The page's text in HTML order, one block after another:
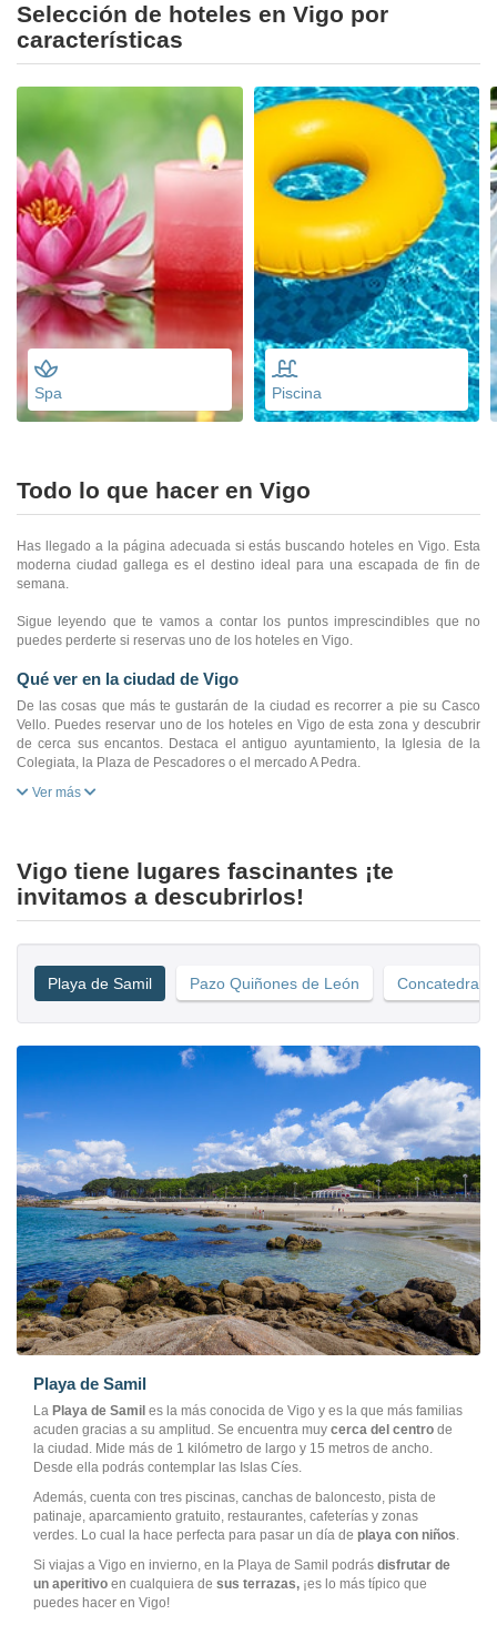
Selección de hoteles en Vigo por
características
Spa Piscina
Todo lo que hacer en Vigo
Has llegado a la página adecuada si estás buscando hoteles en Vigo. Esta
moderna ciudad gallega es el destino ideal para una escapada de fin de
semana.
Sigue leyendo que te vamos a contar los puntos imprescindibles que no
puedes perderte si reservas uno de los hoteles en Vigo.
Qué ver en la ciudad de Vigo
De las cosas que más te gustarán de la ciudad es recorrer a pie su Casco
Vello. Puedes reservar uno de los hoteles en Vigo de esta zona y descubrir
de cerca sus encantos. Destaca el antiguo ayuntamiento, la Iglesia de la
Colegiata, la Plaza de Pescadores o el mercado A Pedra.
Ver más
Vigo tiene lugares fascinantes ¡te
invitamos a descubrirlos!
Playa de Samil Pazo Quiñones de León Concatedral
Playa de Samil
La Playa de Samil es la más conocida de Vigo y es la que más familias
acuden gracias a su amplitud. Se encuentra muy cerca del centro de
la ciudad. Mide más de 1 kilómetro de largo y 15 metros de ancho.
Desde ella podrás contemplar las Islas Cíes.
Además, cuenta con tres piscinas, canchas de baloncesto, pista de
patinaje, aparcamiento gratuito, restaurantes, cafeterías y zonas
verdes. Lo cual la hace perfecta para pasar un día de playa con niños.
Si viajas a Vigo en invierno, en la Playa de Samil podrás disfrutar de
un aperitivo en cualquiera de sus terrazas, ¡es lo más típico que
puedes hacer en Vigo!